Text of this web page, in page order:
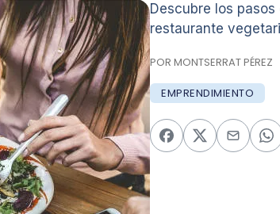
Descubre los
restaurante
POR MONTSERRAT PÉREZ
EMPRENDIMIENTO